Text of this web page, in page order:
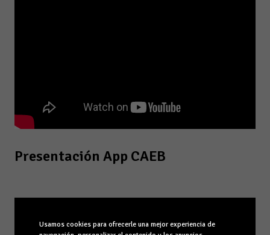
Presentación App CAEB
Usamos cookies para ofrecerle una mejor experiencia de